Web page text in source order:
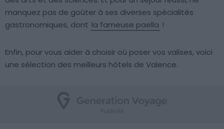
manquez pas de goûter à ses diverses spécialités
gastronomiques, dont la fameuse paella !
Enfin, pour vous aider à choisir où poser vos valises, voici
une sélection des meilleurs hôtels de Valence.